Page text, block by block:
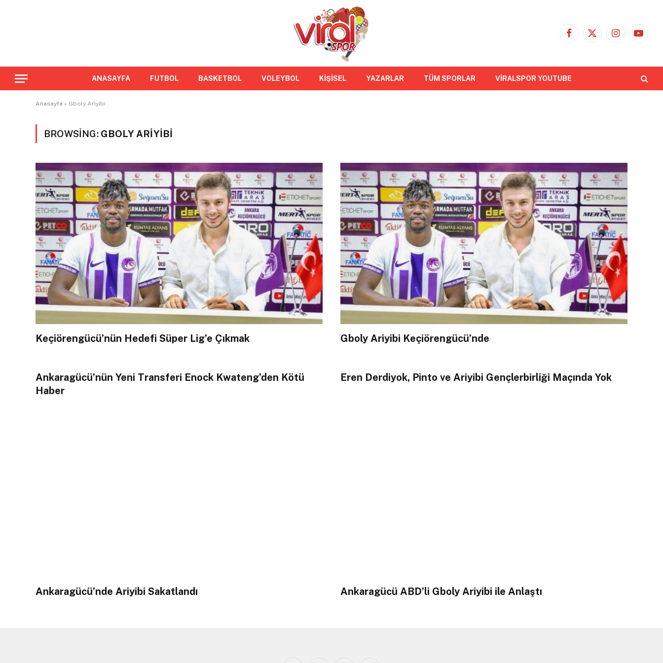
Facebook
X
Instagram
ANASAYFA FUTBOL BASKETBOL VOLEYBOL KİŞİSEL YAZARLAR TÜM SPORLAR VİRALSPOR YOUTUBE
Anasayfa » Gboly Ariyibi
BROWSING: GBOLY ARIYIBI
Keçiörengücü’nün Hedefi Süper Lig’e Çıkmak Gboly Ariyibi Keçiörengücü’nde
Ankaragücü’nün Yeni Transferi Enock Kwateng’den Kötü
Haber
Eren Derdiyok, Pinto ve Ariyibi Gençlerbirliği Maçında Yok
Ankaragücü’nde Ariyibi Sakatlandı Ankaragücü ABD’li Gboly Ariyibi ile Anlaştı